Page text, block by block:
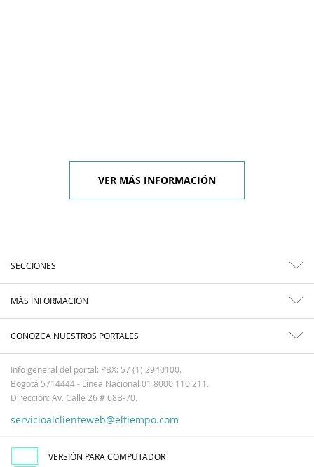
VER MÁS INFORMACIÓN
SECCIONES
MÁS INFORMACIÓN
CONOZCA NUESTROS PORTALES
Info general del portal: PBX: 57 (1) 2940100.
Bogotá 5714444 - Línea Nacional 01 8000 110 211.
Dirección: Av. Calle 26 # 68B-70.
servicioalclienteweb@eltiempo.com
VERSIÓN PARA COMPUTADOR